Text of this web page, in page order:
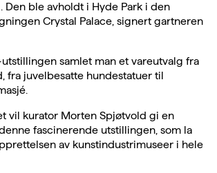
Den ble avholdt i Hyde Park i den
Crystal Palace, signert gartneren
utstillingen samlet man et vareutvalg fra
fra juvelbesatte hundestatuer til
vil kurator Morten Spjøtvold gi en
fascinerende utstillingen, som la
av kunstindustrimuseer i hele